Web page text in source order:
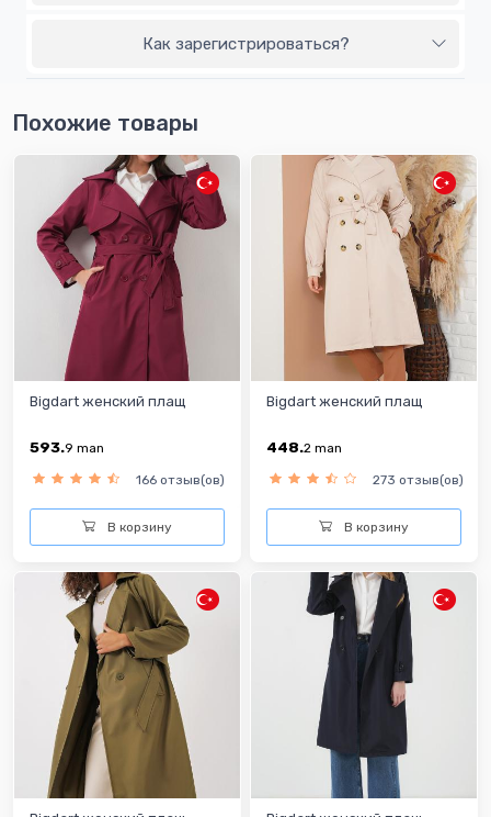
Как зарегистрироваться?
Похожие товары
Bigdart женский плащ
593.9 man
166 отзыв(ов)
В корзину
Bigdart женский плащ
448.2 man
273 отзыв(ов)
В корзину